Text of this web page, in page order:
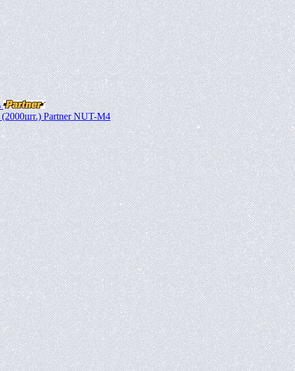
(2000шт.) Partner NUT-M4